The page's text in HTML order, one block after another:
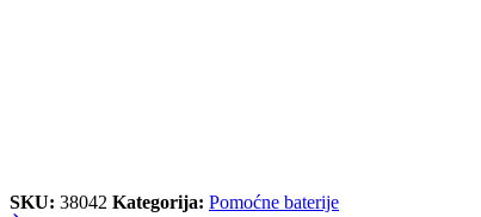
SKU: 38042 Kategorija: Pomoćne baterije